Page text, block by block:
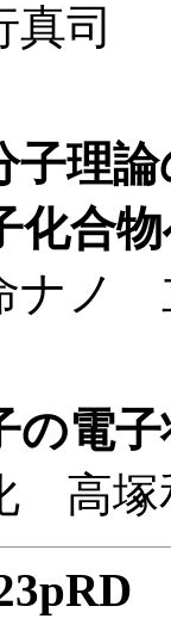
司
子理
化合
ナノ
の電
高塚